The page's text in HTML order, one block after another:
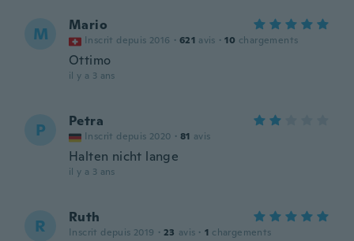
M Mario
Inscrit depuis 2016 · 621 avis · 10 chargements
Ottimo
il y a 3 ans
P Petra
Inscrit depuis 2020 · 81 avis
Halten nicht lange
il y a 3 ans
R Ruth
Inscrit depuis 2019 · 23 avis · 1 chargements